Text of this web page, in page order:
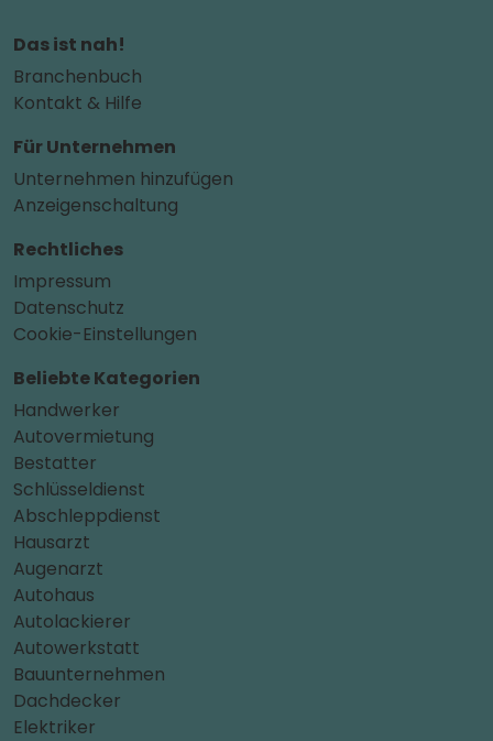
Das ist nah!
Branchenbuch
Kontakt & Hilfe
Für Unternehmen
Unternehmen hinzufügen
Anzeigenschaltung
Rechtliches
Impressum
Datenschutz
Cookie-Einstellungen
Beliebte Kategorien
Handwerker
Autovermietung
Bestatter
Schlüsseldienst
Abschleppdienst
Hausarzt
Augenarzt
Autohaus
Autolackierer
Autowerkstatt
Bauunternehmen
Dachdecker
Elektriker